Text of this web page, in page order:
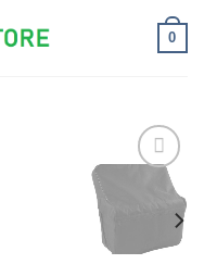
0
Ajouter
d’envies